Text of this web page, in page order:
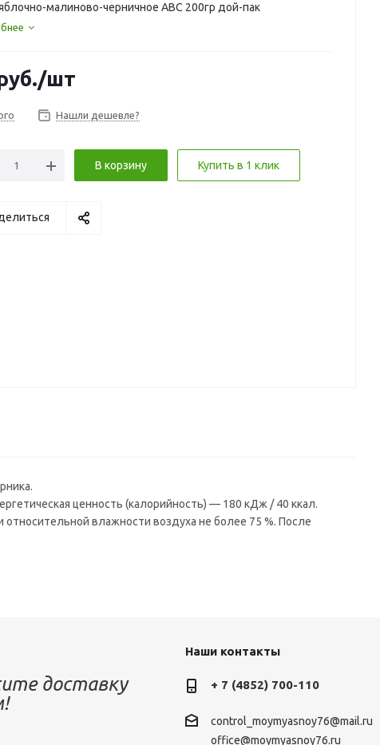
малиново-черничное АВС 200гр дой-пак
/шт
Нашли дешевле?
В корзину Купить в 1 клик
ценность (калорийность) — 180 кДж / 40 ккал.
влажности воздуха не более 75 %. После
доставку
Наши контакты
+ 7 (4852) 700-110
control_moymyasnoy76@mail.ru
office@moymyasnoy76.ru